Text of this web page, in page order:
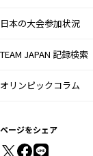
日本の大会参加状況
TEAM JAPAN 記録検索
オリンピックコラム
ページをシェア